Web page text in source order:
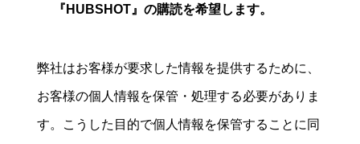
『HUBSHOT』の購読を希望します。
弊社はお客様が要求した情報を提供するために、
お客様の個人情報を保管・処理する必要がありま
す。こうした目的で個人情報を保管することに同